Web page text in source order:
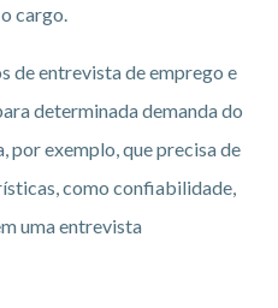
cargo.
de entrevista de emprego e
determinada demanda do
por exemplo, que precisa de
como confiabilidade,
uma entrevista